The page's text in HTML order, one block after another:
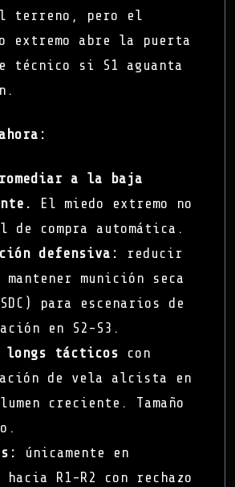
terreno, pero el
extremo abre la puerta
técnico si S1 aguanta
a la baja
El miedo extremo no
de compra automática.
defensiva:
reducir
mantener munición seca
para escenarios de
en S2-S3.
longs tácticos con
de vela alcista en
creciente. Tamaño
únicamente en
hacia R1-R2 con rechazo